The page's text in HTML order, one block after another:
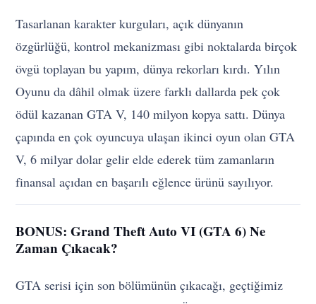
Tasarlanan karakter kurguları, açık dünyanın
özgürlüğü, kontrol mekanizması gibi noktalarda birçok
övgü toplayan bu yapım, dünya rekorları kırdı. Yılın
Oyunu da dâhil olmak üzere farklı dallarda pek çok
ödül kazanan GTA V, 140 milyon kopya sattı. Dünya
çapında en çok oyuncuya ulaşan ikinci oyun olan GTA
V, 6 milyar dolar gelir elde ederek tüm zamanların
finansal açıdan en başarılı eğlence ürünü sayılıyor.
BONUS: Grand Theft Auto VI (GTA 6) Ne
Zaman Çıkacak?
GTA serisi için son bölümünün çıkacağı, geçtiğimiz